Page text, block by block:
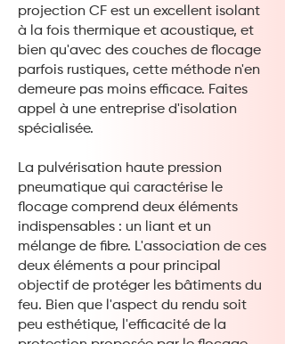
projection CF est un excellent isolant
à la fois thermique et acoustique, et
bien qu'avec des couches de flocage
parfois rustiques, cette méthode n'en
demeure pas moins efficace. Faites
appel à une entreprise d'isolation
spécialisée.
La pulvérisation haute pression
pneumatique qui caractérise le
flocage comprend deux éléments
indispensables : un liant et un
mélange de fibre. L'association de ces
deux éléments a pour principal
objectif de protéger les bâtiments du
feu. Bien que l'aspect du rendu soit
peu esthétique, l'efficacité de la